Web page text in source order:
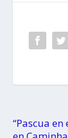
“Pascua en